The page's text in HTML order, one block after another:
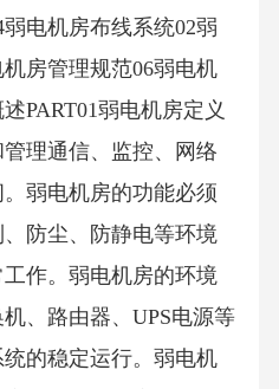
电机房布线系统02弱
房管理规范06弱电机
PART01弱电机房定义
理通信、监控、网络
弱电机房的功能必须
防尘、防静电等环境
作。弱电机房的环境
、路由器、UPS电源等
的稳定运行。弱电机